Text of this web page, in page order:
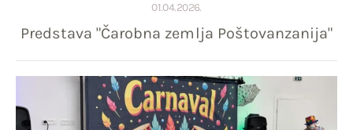
01.04.2026.
Predstava "Čarobna zemlja Poštovanzanija"